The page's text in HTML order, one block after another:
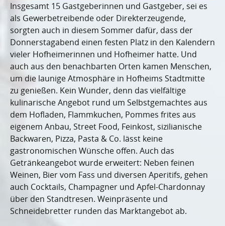
Insgesamt 15 Gastgeberinnen und Gastgeber, sei es
als Gewerbetreibende oder Direkterzeugende,
sorgten auch in diesem Sommer dafür, dass der
Donnerstagabend einen festen Platz in den Kalendern
vieler Hofheimerinnen und Hofheimer hatte. Und
auch aus den benachbarten Orten kamen Menschen,
um die launige Atmosphäre in Hofheims Stadtmitte
zu genießen. Kein Wunder, denn das vielfältige
kulinarische Angebot rund um Selbstgemachtes aus
dem Hofladen, Flammkuchen, Pommes frites aus
eigenem Anbau, Street Food, Feinkost, sizilianische
Backwaren, Pizza, Pasta & Co. lässt keine
gastronomischen Wünsche offen. Auch das
Getränkeangebot wurde erweitert: Neben feinen
Weinen, Bier vom Fass und diversen Aperitifs, gehen
auch Cocktails, Champagner und Apfel-Chardonnay
über den Standtresen. Weinpräsente und
Schneidebretter runden das Marktangebot ab.